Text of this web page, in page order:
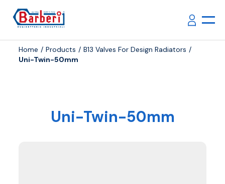
Home Products
B13 Valves For Design Radiators
Uni-Twin-50mm
Uni-Twin-50mm